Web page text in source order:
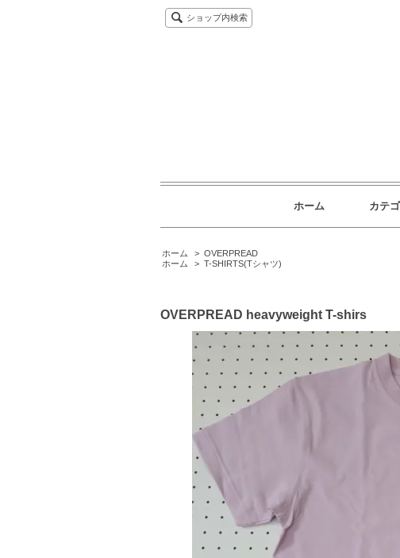
ショップ内検索
ホーム カテ
ホーム > OVERPREAD
ホーム
> T-SHIRTS(Tシャツ)
OVERPREAD heavyweight T-shirs